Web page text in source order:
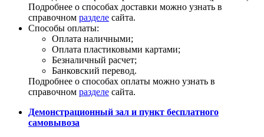
Подробнее о способах доставки можно узнать в
справочном разделе сайта.
Способы оплаты:
Оплата наличными;
Оплата пластиковыми картами;
Безналичный расчет;
Банковский перевод.
Подробнее о способах оплаты можно узнать в
справочном разделе сайта.
Демонстрационный зал и пункт бесплатного
самовывоза